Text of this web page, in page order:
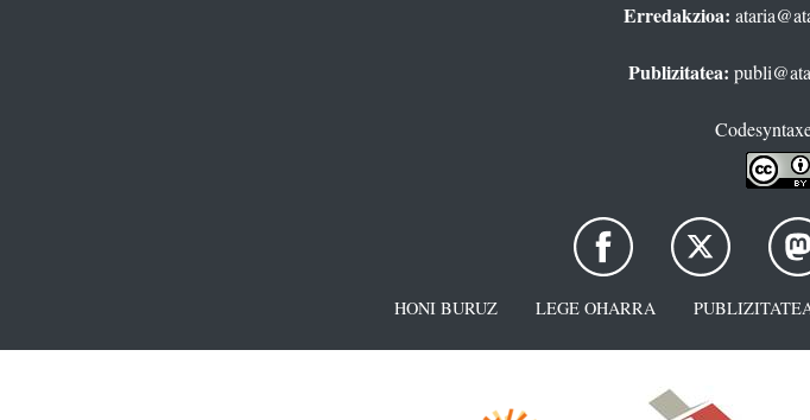
Erredakzioa:
Publizitatea:
HONI BURUZ LEGE OHARRA